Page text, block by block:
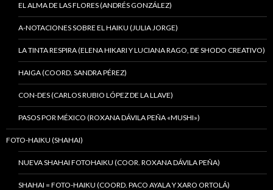
EL ALMA DE LAS FLORES (ANDRÉS GONZÁLEZ)
A-NOTACIONES SOBRE EL HAIKU (JULIA JORGE)
LA TINTA RESPIRA (ELENA HIKARI Y LUCIANA RAGO, DE SHODO CREATIVO)
HAIGA (COORD. SANDRA PÉREZ)
CON-DES (CARLOS RUBIO LÓPEZ DE LA LLAVE)
PASOS POR MÉXICO (ROXANA DÁVILA PEÑA «MUSHI»)
FOTO-HAIKU (SHAHAI)
NUEVA SHAHAI FOTOHAIKU (COOR. ROXANA DÁVILA PEÑA)
SHAHAI = FOTO-HAIKU (COORD. PACO AYALA Y XARO ORTOLÁ)